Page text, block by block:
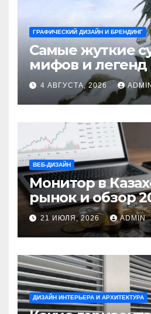
ГРАФИЧЕСКИЙ ДИЗАЙН И БРЕНДИНГ
Самые жуткие
мифов и легенд
стынет кровь
4 АВГУСТА, 2026
ВЕБ-ДИЗАЙН
Монитор в
рынок и обзор
Ветер Shop.kz
21 ИЮЛЯ, 2026 ADMIN
ДИЗАЙН ИНТЕРЬЕРА И АРХИТЕКТУРА